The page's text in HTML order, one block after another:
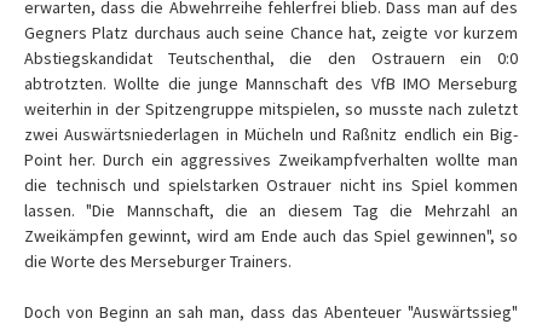
erwarten, dass die Abwehrreihe fehlerfrei blieb. Dass man auf des
Gegners Platz durchaus auch seine Chance hat, zeigte vor kurzem
Abstiegskandidat Teutschenthal, die den Ostrauern ein 0:0
abtrotzten. Wollte die junge Mannschaft des VfB IMO Merseburg
weiterhin in der Spitzengruppe mitspielen, so musste nach zuletzt
zwei Auswärtsniederlagen in Mücheln und Raßnitz endlich ein Big-
Point her. Durch ein aggressives Zweikampfverhalten wollte man
die technisch und spielstarken Ostrauer nicht ins Spiel kommen
lassen. "Die Mannschaft, die an diesem Tag die Mehrzahl an
Zweikämpfen gewinnt, wird am Ende auch das Spiel gewinnen", so
die Worte des Merseburger Trainers.
Doch von Beginn an sah man, dass das Abenteuer "Auswärtssieg"